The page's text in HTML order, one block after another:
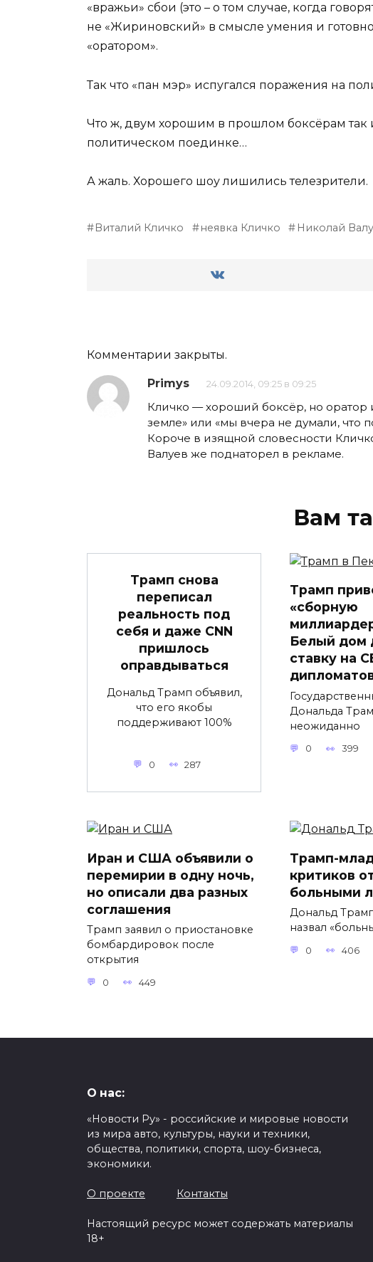
«вражьи» сбои (это – о том случае, когда
не «Жириновский» в смысле умения и
«оратором».
Так что «пан мэр» испугался поражения на
Что ж, двум хорошим в прошлом боксёрам так
политическом поединке…
А жаль. Хорошего шоу лишились телезрители.
Виталий Кличко неявка Кличко Николай
Комментарии закрыты.
Primys 24.09.2014, 09:25 в 09:25
Кличко — хороший боксёр, но оратор
земле» или «мы вчера не думали, что
Короче в изящной словесности
Валуев же поднаторел в рекламе.
Вам
Трамп снова
переписал
реальность под
себя и даже CNN
пришлось
оправдываться
Дональд Трамп объявил,
что его якобы
поддерживают 100%
0 287
Трамп
«сборную
Белый дом
ставку на
Дональда
неожиданно
0 399
Иран и США объявили о
перемирии в одну ночь,
но описали два разных
соглашения
Трамп заявил о приостановке
бомбардировок после
открытия
0 449
Трамп-
критиков
больными
Дональд
назвал
0 406
О нас:
«Новости Ру» - российские и мировые новости
из мира авто, культуры, науки и техники,
общества, политики, спорта, шоу-бизнеса,
экономики.
О проекте Контакты
Настоящий ресурс может содержать материалы
18+